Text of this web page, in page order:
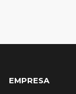
EMPRESA